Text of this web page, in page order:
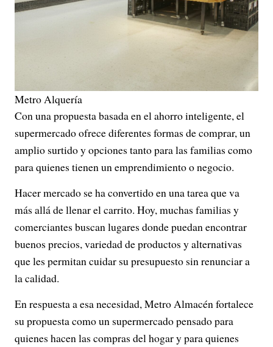
Metro Alquería
Con una propuesta basada en el ahorro inteligente, el
supermercado ofrece diferentes formas de comprar, un
amplio surtido y opciones tanto para las familias como
para quienes tienen un emprendimiento o negocio.
Hacer mercado se ha convertido en una tarea que va
más allá de llenar el carrito. Hoy, muchas familias y
comerciantes buscan lugares donde puedan encontrar
buenos precios, variedad de productos y alternativas
que les permitan cuidar su presupuesto sin renunciar a
la calidad.
En respuesta a esa necesidad, Metro Almacén fortalece
su propuesta como un supermercado pensado para
quienes hacen las compras del hogar y para quienes